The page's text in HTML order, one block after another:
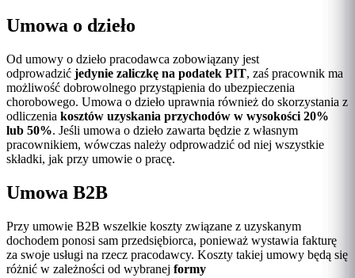
Umowa o dzieło
Od umowy o dzieło pracodawca zobowiązany jest
odprowadzić jedynie zaliczkę na podatek PIT, zaś pracownik ma
możliwość dobrowolnego przystąpienia do ubezpieczenia
chorobowego. Umowa o dzieło uprawnia również do skorzystania z
odliczenia kosztów uzyskania przychodów w wysokości 20%
lub 50%. Jeśli umowa o dzieło zawarta będzie z własnym
pracownikiem, wówczas należy odprowadzić od niej wszystkie
składki, jak przy umowie o pracę.
Umowa B2B
Przy umowie B2B wszelkie koszty związane z uzyskanym
dochodem ponosi sam przedsiębiorca, ponieważ wystawia fakturę
za swoje usługi na rzecz pracodawcy. Koszty takiej umowy będą się
różnić w zależności od wybranej formy